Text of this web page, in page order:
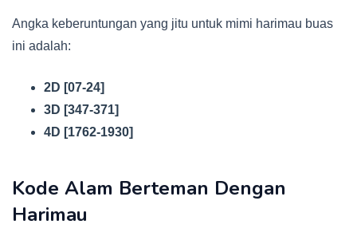
Angka keberuntungan yang jitu untuk mimi harimau buas
ini adalah:
2D [07-24]
3D [347-371]
4D [1762-1930]
Kode Alam Berteman Dengan
Harimau